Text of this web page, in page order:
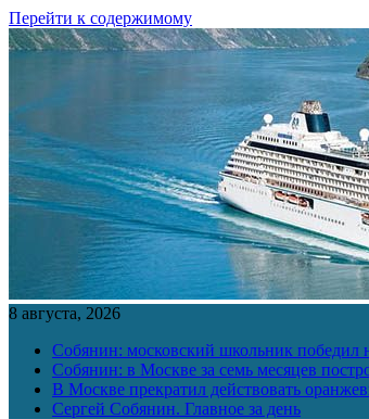
Перейти к содержимому
8 августа, 2026
Собянин: московский школьник победил
Собянин: в Москве за семь месяцев
В Москве прекратил действовать
Сергей Собянин. Главное за день